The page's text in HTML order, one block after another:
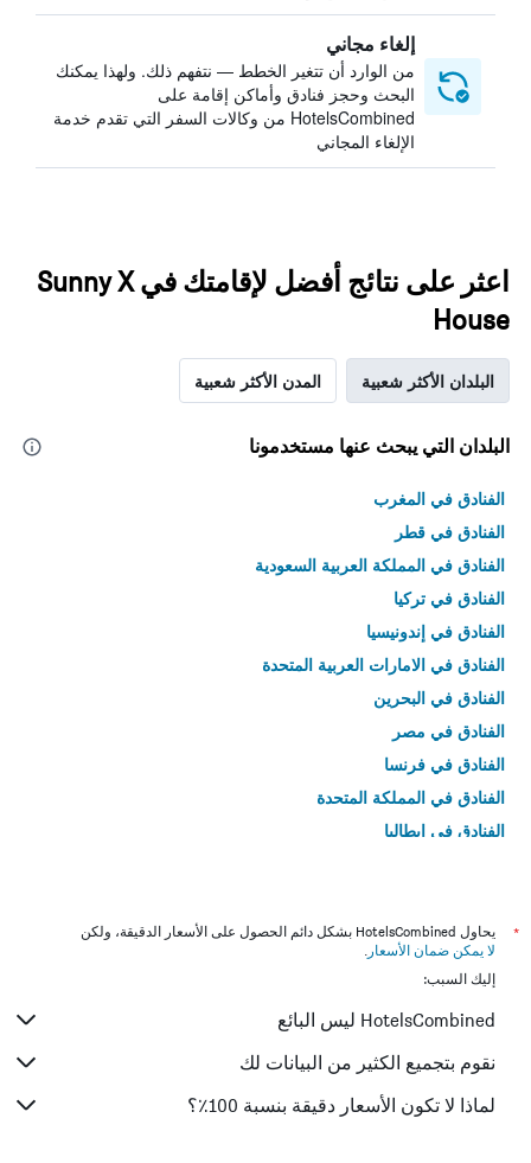
إلغاء مجاني
من الوارد أن تتغير الخطط — نتفهم ذلك. ولهذا يمكنك
البحث وحجز فنادق وأماكن إقامة على
HotelsCombined من وكالات السفر التي تقدم خدمة
الإلغاء المجاني
اعثر على نتائج أفضل لإقامتك في Sunny X
House
البلدان الأكثر شعبية المدن الأكثر شعبية
البلدان التي يبحث عنها مستخدمونا
الفنادق في المغرب
الفنادق في قطر
الفنادق في المملكة العربية السعودية
الفنادق في تركيا
الفنادق في إندونيسيا
الفنادق في الامارات العربية المتحدة
الفنادق في البحرين
الفنادق في مصر
الفنادق في فرنسا
الفنادق في المملكة المتحدة
الفنادق في إيطاليا
*
يحاول HotelsCombined بشكل دائم الحصول على الأسعار الدقيقة، ولكن
لا يمكن ضمان الأسعار .
إليك السبب:
HotelsCombined ليس البائع
نقوم بتجميع الكثير من البيانات لك
لماذا لا تكون الأسعار دقيقة بنسبة 100٪؟